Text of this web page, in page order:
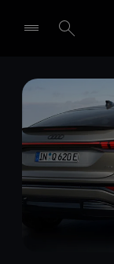
Händler